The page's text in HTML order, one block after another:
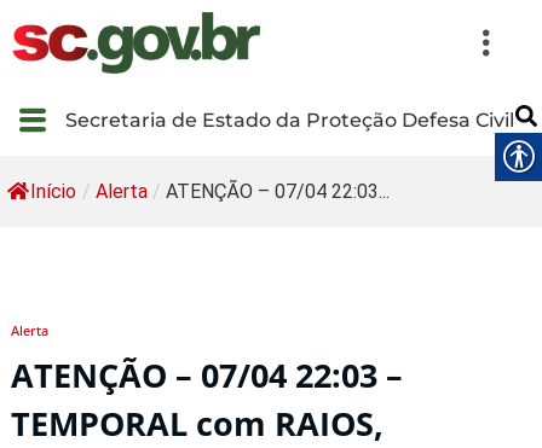
Secretaria de Estado da Proteção Defesa Civil
Início / Alerta / ATENÇÃO – 07/04 22:03...
Alerta
ATENÇÃO – 07/04 22:03 –
TEMPORAL com RAIOS,